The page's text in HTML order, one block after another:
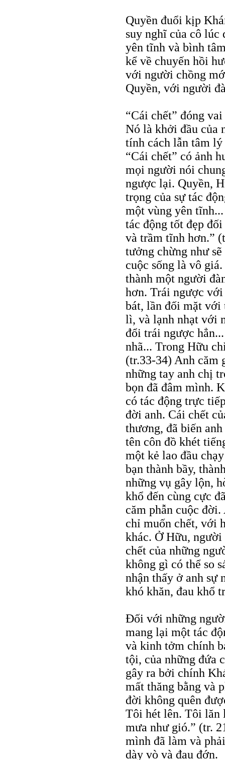
Quyền đuổi kịp
suy nghĩ của cô lúc
yên tĩnh và bình
kể về chuyến hồi
với người chồng
Quyền, với người
“Cái chết” đóng
Nó là khởi đầu của
tính cách lẫn tâm lý
“Cái chết” có ảnh
mọi người nói
ngược lại. Quyền,
trọng của sự tác
một vùng yên
tác động tốt đẹp
và trầm tĩnh hơn.”
tưởng chừng như
cuộc sống là vô
thành một người
hơn. Trái ngược
bát, lần đối mặt với
lì, và lạnh nhạt với
đổi trái ngược
nhã... Trong Hữu
(tr.33-34) Anh căm
những tay anh chị
bọn đã đâm mình.
có tác động trực
đời anh. Cái chết
thương, đã biến
tên côn đồ khét
một kẻ lao đầu
bạn thành bầy,
những vụ gây lộn,
khổ đến cùng cực
căm phẫn cuộc
chỉ muốn chết, với
khác. Ở Hữu,
chết của những
không gì có thể so
nhận thấy ở anh sự
khó khăn, đau khổ
Đối với những
mang lại một tác
và kinh tởm chính
tội, của những đứa
gây ra bởi chính
mất thăng bằng và
đời không quên
Tôi hét lên. Tôi lăn
mưa như gió.” (tr.
mình đã làm và
dày vò và đau đớn.